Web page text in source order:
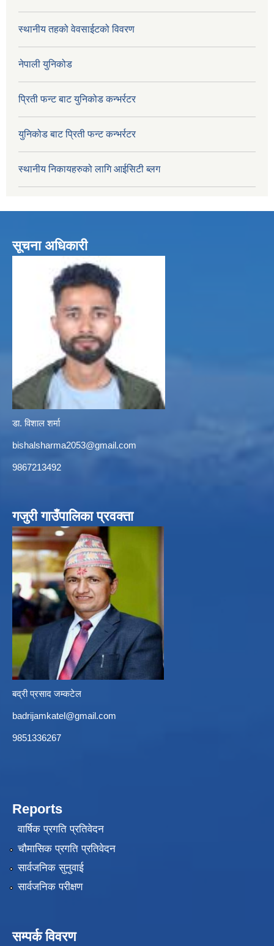
स्थानीय तहको वेवसाईटको विवरण
नेपाली युनिकोड
प्रिती फन्ट बाट युनिकोड कन्भर्रटर
युनिकोड बाट प्रिती फन्ट कन्भर्रटर
स्थानीय निकायहरुको लागि आईसिटी ब्लग
सूचना अधिकारी
डा. विशाल शर्मा
bishalsharma2053@gmail.com
9867213492
गजुरी गाउँपालिका प्रवक्ता
बद्री प्रसाद जम्कटेल
badrijamkatel@gmail.com
9851336267
Reports
वार्षिक प्रगति प्रतिवेदन
चौमासिक प्रगति प्रतिवेदन
सार्वजनिक सुनुवाई
सार्वजनिक परीक्षण
सम्पर्क विवरण